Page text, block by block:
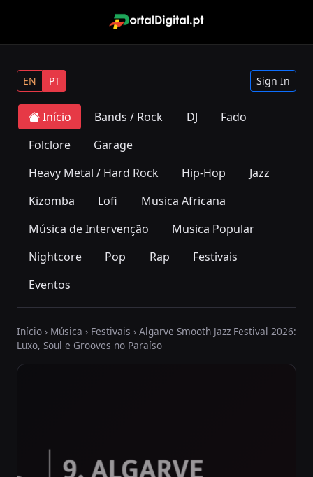
EN PT Sign In
Início Bands / Rock DJ
Fado
Folclore
Garage
Heavy Metal / Hard Rock
Hip-Hop
Jazz
Kizomba
Lofi
Musica Africana
Música de Intervenção
Musica Popular
Nightcore
Pop Rap
Festivais
Eventos
Início › Música › Festivais › Algarve Smooth Jazz Festival 2026:
Luxo, Soul e Grooves no Paraíso